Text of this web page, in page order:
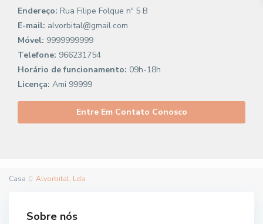
Endereço: Rua Filipe Folque nº 5 B
E-mail: alvorbital@gmail.com
Móvel: 9999999999
Telefone: 966231754
Horário de funcionamento: 09h-18h
Licença: Ami 99999
Entre Em Contato Conosco
Casa Alvorbital, Lda.
Sobre nós